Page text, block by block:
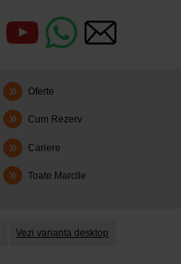
Oferte
Cum Rezerv
Cariere
Toate Marcile
Vezi varianta desktop